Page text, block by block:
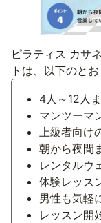
ピラティス カサ
トは、以下のとお
4人～12人
マンツーマ
上級者向け
朝から夜間
レンタルウ
体験レッス
男性も気軽
レッスン開